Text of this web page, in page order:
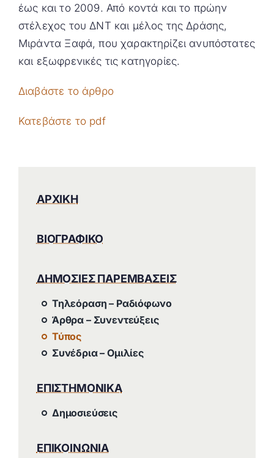
έως και το 2009. Από κοντά και το πρώην
στέλεχος του ΔΝΤ και μέλος της Δράσης,
Μιράντα Ξαφά, που χαρακτηρίζει ανυπόστατες
και εξωφρενικές τις κατηγορίες.
Διαβάστε το άρθρο
Κατεβάστε το pdf
ΑΡΧΙΚΗ
ΒΙΟΓΡΑΦΙΚΟ
ΔΗΜΟΣΙΕΣ ΠΑΡΕΜΒΑΣΕΙΣ
Τηλεόραση – Ραδιόφωνο
Άρθρα – Συνεντεύξεις
Τύπος
Συνέδρια – Ομιλίες
ΕΠΙΣΤΗΜΟΝΙΚΑ
Δημοσιεύσεις
ΕΠΙΚΟΙΝΩΝΙΑ